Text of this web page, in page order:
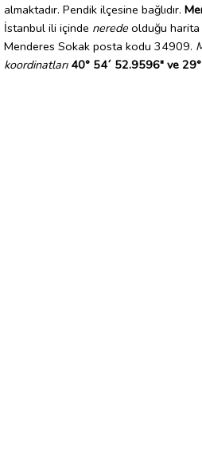
almaktadır. Pendik ilçesine bağlıdır.
İstanbul ili içinde nerede olduğu
Menderes Sokak posta kodu 34909.
koordinatları 40° 54´ 52.9596" ve